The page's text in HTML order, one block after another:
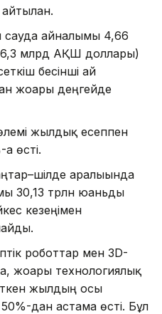
сауда айналымы 4,66
млрд АҚШ доллары)
бесінші ай
жоғары деңгейде
жылдық есеппен
өсті.
аралығында
30,13 трлн юаньды
кезеңімен
роботтар мен 3D-
жоғары технологиялық
жылдың осы
дан астамға өсті. Бұл